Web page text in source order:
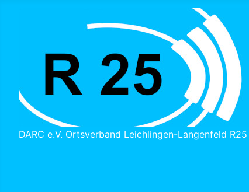
DARC e.V. Ortsverband Leichlingen-Langenfeld R25